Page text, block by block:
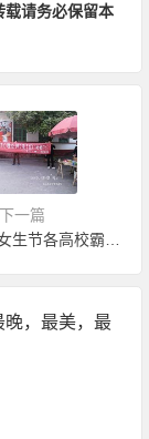
载请务必保留本
下一篇
晚，最美，最